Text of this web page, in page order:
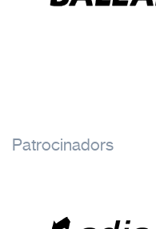
Patrocinadors